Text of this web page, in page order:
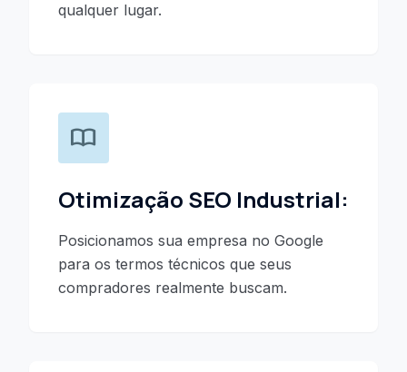
qualquer lugar.
import_contacts
Otimização SEO Industrial:
Posicionamos sua empresa no Google
para os termos técnicos que seus
compradores realmente buscam.